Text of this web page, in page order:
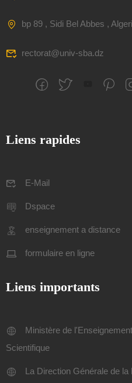
bp 89 , Sidi Bel Abbes ,
rectorat@univ-sba.dz
Liens rapides
E-Mail
Dspace
enseignement a distance
formulaire en ligne
Liens importants
Ministère de
Scientifique
La Direction Générale de